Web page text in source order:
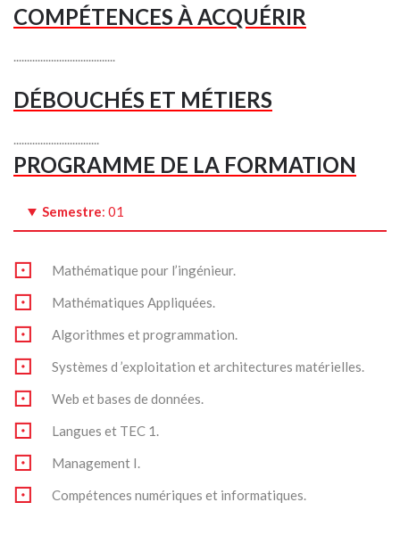
COMPÉTENCES À ACQUÉRIR
......................................
DÉBOUCHÉS ET MÉTIERS
................................
PROGRAMME DE LA FORMATION
Semestre: 01
Mathématique pour l’ingénieur.
Mathématiques Appliquées.
Algorithmes et programmation.
Systèmes d ’exploitation et architectures matérielles.
Web et bases de données.
Langues et TEC 1.
Management I.
Compétences numériques et informatiques.